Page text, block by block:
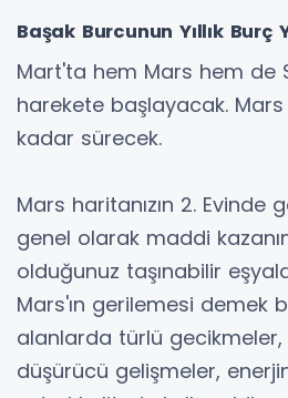
Başak Burcunun Yıllık Burç
Mart'ta hem Mars hem de
harekete başlayacak.
kadar sürecek.
Mars haritanızın 2. Evinde
genel olarak maddi
olduğunuz taşınabilir
Mars'ın gerilemesi demek
alanlarda türlü
düşürücü gelişmeler,